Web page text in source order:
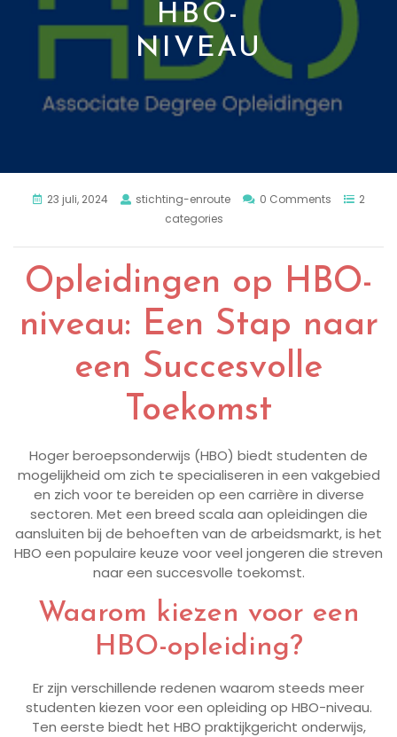
HBO-
NIVEAU
23 juli, 2024 stichting-enroute 0 Comments
2
categories
Opleidingen op HBO-
niveau: Een Stap naar
een Succesvolle
Toekomst
Hoger beroepsonderwijs (HBO) biedt studenten de
mogelijkheid om zich te specialiseren in een vakgebied
en zich voor te bereiden op een carrière in diverse
sectoren. Met een breed scala aan opleidingen die
aansluiten bij de behoeften van de arbeidsmarkt, is het
HBO een populaire keuze voor veel jongeren die streven
naar een succesvolle toekomst.
Waarom kiezen voor een
HBO-opleiding?
Er zijn verschillende redenen waarom steeds meer
studenten kiezen voor een opleiding op HBO-niveau.
Ten eerste biedt het HBO praktijkgericht onderwijs,